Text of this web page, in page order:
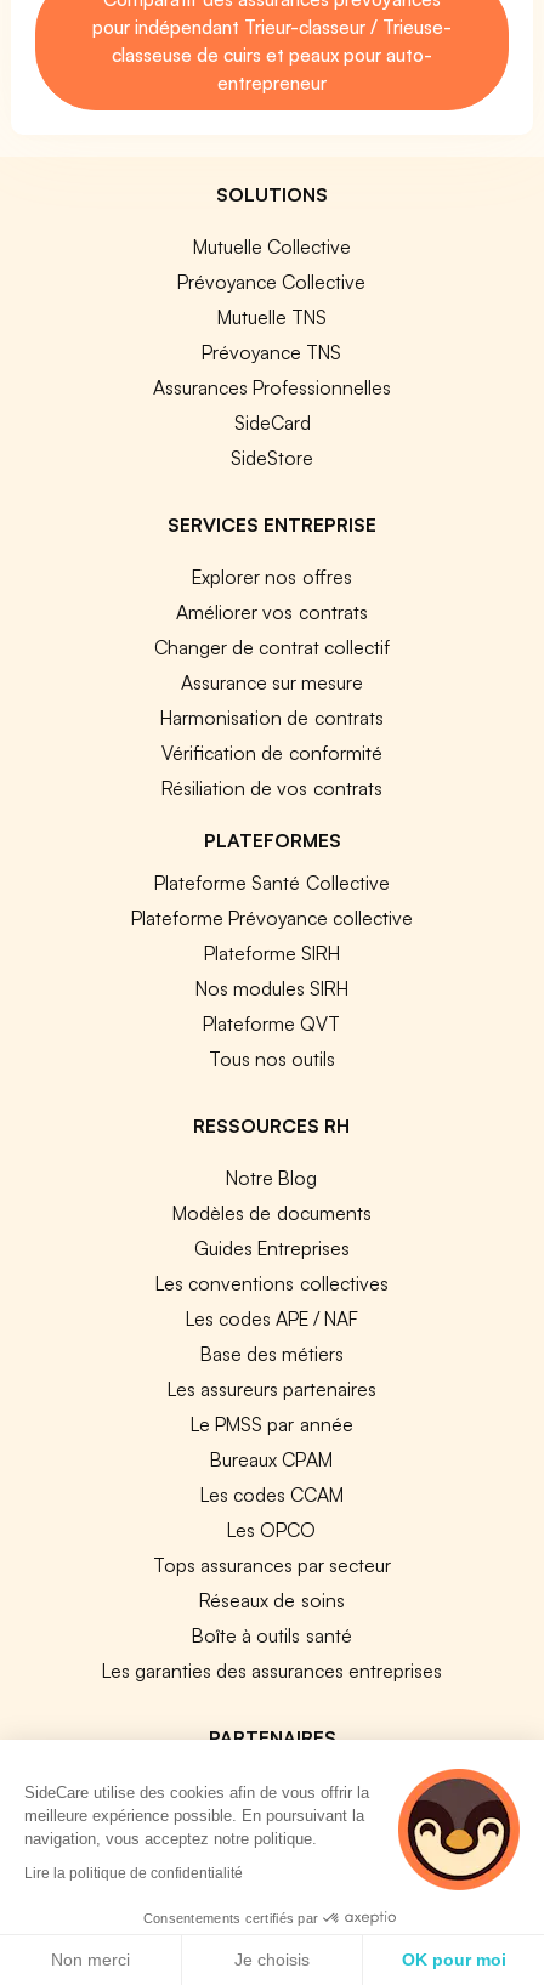
pour indépendant Trieur-classeur / Trieuse-
classeuse de cuirs et peaux pour auto-
entrepreneur
SOLUTIONS
Mutuelle Collective
Prévoyance Collective
Mutuelle TNS
Prévoyance TNS
Assurances Professionnelles
SideCard
SideStore
SERVICES ENTREPRISE
Explorer nos offres
Améliorer vos contrats
Changer de contrat collectif
Assurance sur mesure
Harmonisation de contrats
Vérification de conformité
Résiliation de vos contrats
PLATEFORMES
Plateforme Santé Collective
Plateforme Prévoyance collective
Plateforme SIRH
Nos modules SIRH
Plateforme QVT
Tous nos outils
RESSOURCES RH
Notre Blog
Modèles de documents
Guides Entreprises
Les conventions collectives
Les codes APE / NAF
Base des métiers
Les assureurs partenaires
Le PMSS par année
Bureaux CPAM
Les codes CCAM
Les OPCO
Tops assurances par secteur
Réseaux de soins
Boîte à outils santé
Les garanties des assurances entreprises
PARTENAIRES
Experts-Comptables
Assureurs Partenaires
Nibelis & SideCare
Livi & SideCare
SideCare utilise des cookies afin de vous offrir la
meilleure expérience possible. En poursuivant la
navigation, vous acceptez notre politique.
Lire la politique de confidentialité
Consentements certifiés par
Non merci Je choisis OK pour moi
2 personnes
consultent
actuellement cette